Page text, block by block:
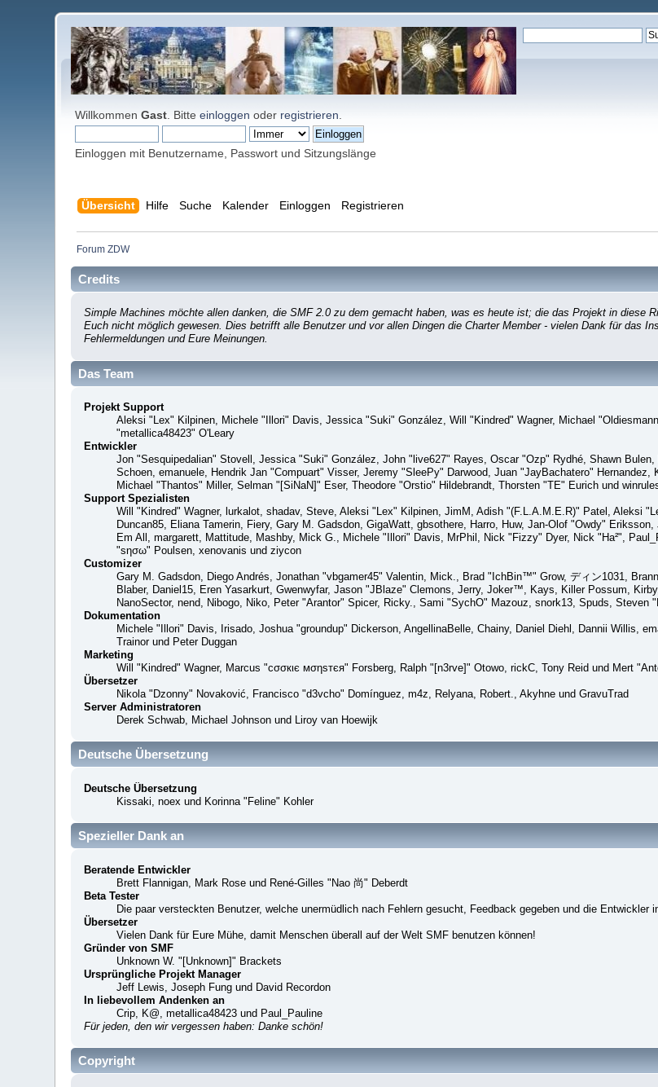
WillkommenGast . Bitteeinloggen oder registrieren
Einloggen mit Benutzername, Passwort und Sitzungslänge
Übersicht Hilfe Suche Kalender Einloggen Registrieren
Forum ZDW
Credits
Simple Machines möchte allen danken, die SMF 2.0 zu dem gemacht haben, was es heute ist; die das Projekt in diese
Euch nicht möglich gewesen. Dies betrifft alle Benutzer und vor allen Dingen die Charter Member - vielen Dank für das
Fehlermeldungen und Eure Meinungen.
Das Team
Projekt Support
Aleksi "Lex" Kilpinen, Michele "Illori" Davis, Jessica "Suki" González, Will "Kindred" Wagner, Michael
"metallica48423" O'Leary
Entwickler
Jon "Sesquipedalian" Stovell, Jessica "Suki" González, John "live627" Rayes, Oscar "Ozp" Rydhé, Shawn
Schoen, emanuele, Hendrik Jan "Compuart" Visser, Jeremy "SleePy" Darwood, Juan "JayBachatero"
Michael "Thantos" Miller, Selman "[SiNaN]" Eser, Theodore "Orstio" Hildebrandt, Thorsten "TE" Eurich und
Support Spezialisten
Will "Kindred" Wagner, lurkalot, shadav, Steve, Aleksi "Lex" Kilpinen, JimM, Adish "(F.L.A.M.E.R)" Patel, Aleksi
Duncan85, Eliana Tamerin, Fiery, Gary M. Gadsdon, GigaWatt, gbsothere, Harro, Huw, Jan-Olof "Owdy"
Em All, margarett, Mattitude, Mashby, Mick G., Michele "Illori" Davis, MrPhil, Nick "Fizzy" Dyer, Nick "Ha²",
"sησω" Poulsen, xenovanis und ziycon
Customizer
Gary M. Gadsdon, Diego Andrés, Jonathan "vbgamer45" Valentin, Mick., Brad "IchBin™" Grow, ディン1031,
Blaber, Daniel15, Eren Yasarkurt, Gwenwyfar, Jason "JBlaze" Clemons, Jerry, Joker™, Kays, Killer Possum,
NanoSector, nend, Nibogo, Niko, Peter "Arantor" Spicer, Ricky., Sami "SychO" Mazouz, snork13, Spuds, Steven
Dokumentation
Michele "Illori" Davis, Irisado, Joshua "groundup" Dickerson, AngellinaBelle, Chainy, Daniel Diehl, Dannii Willis,
Trainor und Peter Duggan
Marketing
Will "Kindred" Wagner, Marcus "cσσкιє мσηѕтєя" Forsberg, Ralph "[n3rve]" Otowo, rickC, Tony Reid und Mert
Übersetzer
Nikola "Dzonny" Novaković, Francisco "d3vcho" Domínguez, m4z, Relyana, Robert., Akyhne und GravuTrad
Server Administratoren
Derek Schwab, Michael Johnson und Liroy van Hoewijk
Deutsche Übersetzung
Deutsche Übersetzung
Kissaki, noex und Korinna "Feline" Kohler
Spezieller Dank an
Beratende Entwickler
Brett Flannigan, Mark Rose und René-Gilles "Nao 尚" Deberdt
Beta Tester
Die paar versteckten Benutzer, welche unermüdlich nach Fehlern gesucht, Feedback gegeben und die Entwickler
Übersetzer
Vielen Dank für Eure Mühe, damit Menschen überall auf der Welt SMF benutzen können!
Gründer von SMF
Unknown W. "[Unknown]" Brackets
Ursprüngliche Projekt Manager
Jeff Lewis, Joseph Fung und David Recordon
In liebevollem Andenken an
Crip, K@, metallica48423 und Paul_Pauline
Für jeden, den wir vergessen haben: Danke schön!
Copyright